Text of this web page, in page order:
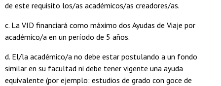
de este requisito los/as académicos/as creadores/as.
c. La VID financiará como máximo dos Ayudas de Viaje por
académico/a en un período de 5 años.
d. El/la académico/a no debe estar postulando a un fondo
similar en su facultad ni debe tener vigente una ayuda
equivalente (por ejemplo: estudios de grado con goce de